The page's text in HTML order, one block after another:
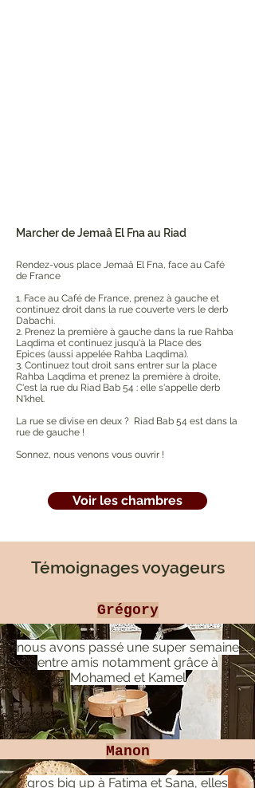
Marcher de Jemaâ El Fna au Riad
Rendez-vous place Jemaâ El Fna, face au Café
de France
1. Face au Café de France, prenez à gauche et
continuez droit dans la rue couverte vers le derb
Dabachi.
2. Prenez la première à gauche dans la rue Rahba
Laqdima et continuez jusqu'à la Place des
Epices (aussi appelée Rahba Laqdima).
3. Continuez tout droit sans entrer sur la place
Rahba Laqdima et prenez la première à droite,
C'est la rue du Riad Bab 54 : elle s'appelle derb
N'khel.
La rue se divise en deux ? Riad Bab 54 est dans la
rue de gauche !
Sonnez, nous venons vous ouvrir !
Voir les chambres
Témoignages voyageurs
Grégory
Manon
nous avons passé une super semaine
entre amis notamment grâce à
Mohamed et Kamel
gros big up à Fatima et Sana, elles